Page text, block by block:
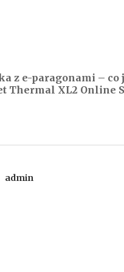
z e-paragonami – co
Thermal XL2 Online
admin